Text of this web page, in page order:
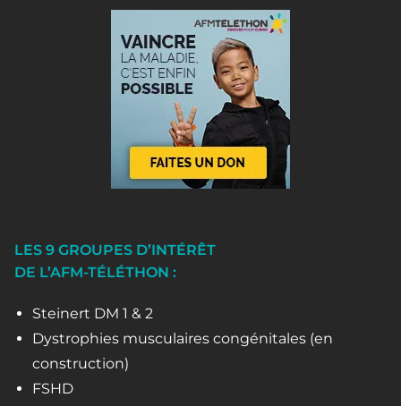
LES 9 GROUPES D’INTÉRÊT
DE L’AFM-TÉLÉTHON :
Steinert DM 1 & 2
Dystrophies musculaires congénitales (en
construction)
FSHD